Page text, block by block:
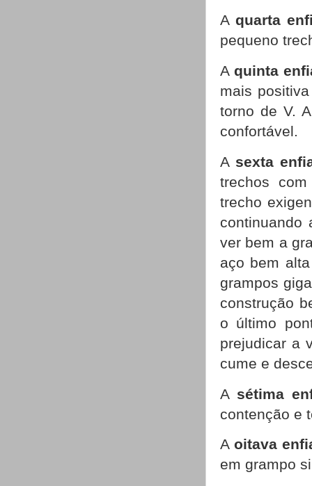
Aquarta
pequeno
A quinta
mais
torno de V.
confortável.
A sexta
trechos
trecho
continuando
ver bem a
aço bem
grampos
construção
o último
prejudicar a
cume e
A sétima
contenção e
Aoitava
em grampo